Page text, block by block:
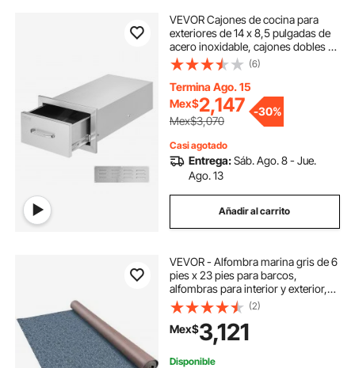
VEVOR Cajones de cocina para
exteriores de 14 x 8,5 pulgadas de
acero inoxidable, cajones dobles de
montaje empotrado, 14 pulgadas de
ancho x 8,5 pulgadas de alto x 23
pulgadas de profundidad, con
mango de acero inoxidable,
cajones para barbacoa para
cocinas al aire libre o isla de
barbacoa
(6)
Termina Ago. 15
Mex$2,147
Mex$3,070
-30%
Casi agotado
Entrega:Sáb. Ago. 8 - Jue.
Ago. 13
Añadir al carrito
VEVOR - Alfombra marina gris de 6
pies x 23 pies para barcos,
alfombras para interior y exterior,
para patio, cubierta, antideslizante,
TPR, resistente al agua, corte
trasero, alfombra marina para
exteriores, fácil de limpiar, rollo de
alfombra para exteriores
(2)
Mex$3,121
Disponible